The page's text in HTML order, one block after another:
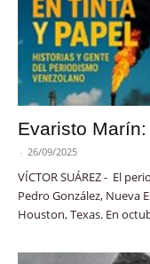
Evaristo
- 26/09/2025
VÍCTOR SUÁREZ - El
Pedro González, Nueva
Houston, Texas. En